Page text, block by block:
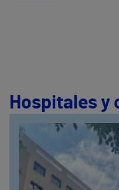
Hospitales y